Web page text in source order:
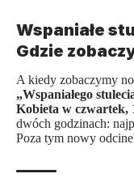
Wspaniałe
Gdzie
A kiedy zobaczymy
„Wspaniałego
Kobieta w czwartek,
dwóch godzinach:
Poza tym nowy